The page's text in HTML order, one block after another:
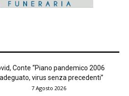
Conte “Piano pandemico 2006
virus senza precedenti”
7 Agosto 2026